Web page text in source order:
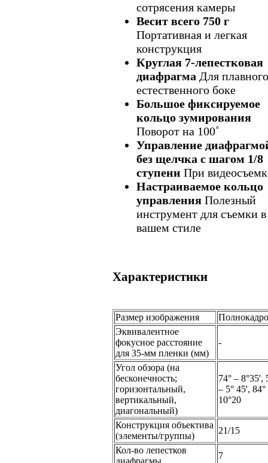
сотрясения камеры
Весит всего 750 г
Портативная и легкая
конструкция
Круглая 7-лепестковая
диафрагма Для
естественного боке
Большое фиксируемое
кольцо зумирования
Поворот на 100˚
Управление
без щелчка с шагом 1/8
ступени При
Настраиваемое кольцо
управления Полезный
инструмент для съемки в
вашем стиле
Характеристики
Размер изображения
Эквивалентное
фокусное расстояние
для 35-мм пленки (мм)
-
Угол обзора (на
бесконечность;
горизонтальный,
вертикальный,
диагональный)
74° – 8°35',
– 5° 45', 84°
10°20
Конструкция объектива
(элементы/группы)
21/15
Кол-во лепестков
7